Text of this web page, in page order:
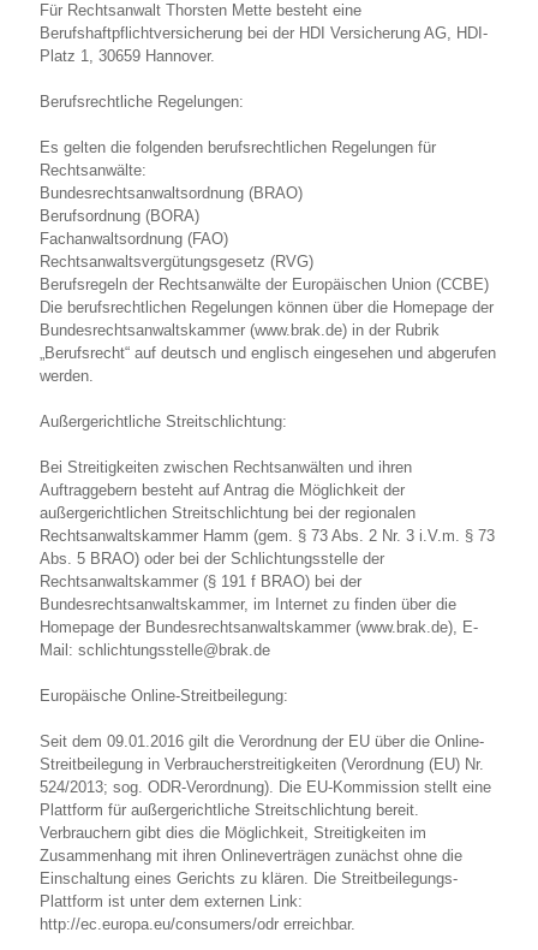
Für Rechtsanwalt Thorsten Mette besteht eine
Berufshaftpflichtversicherung bei der HDI Versicherung AG, HDI-
Platz 1, 30659 Hannover.
Berufsrechtliche Regelungen:
Es gelten die folgenden berufsrechtlichen Regelungen für
Rechtsanwälte:
Bundesrechtsanwaltsordnung (BRAO)
Berufsordnung (BORA)
Fachanwaltsordnung (FAO)
Rechtsanwaltsvergütungsgesetz (RVG)
Berufsregeln der Rechtsanwälte der Europäischen Union (CCBE)
Die berufsrechtlichen Regelungen können über die Homepage der
Bundesrechtsanwaltskammer (www.brak.de) in der Rubrik
„Berufsrecht“ auf deutsch und englisch eingesehen und abgerufen
werden.
Außergerichtliche Streitschlichtung:
Bei Streitigkeiten zwischen Rechtsanwälten und ihren
Auftraggebern besteht auf Antrag die Möglichkeit der
außergerichtlichen Streitschlichtung bei der regionalen
Rechtsanwaltskammer Hamm (gem. § 73 Abs. 2 Nr. 3 i.V.m. § 73
Abs. 5 BRAO) oder bei der Schlichtungsstelle der
Rechtsanwaltskammer (§ 191 f BRAO) bei der
Bundesrechtsanwaltskammer, im Internet zu finden über die
Homepage der Bundesrechtsanwaltskammer (www.brak.de), E-
Mail: schlichtungsstelle@brak.de
Europäische Online-Streitbeilegung:
Seit dem 09.01.2016 gilt die Verordnung der EU über die Online-
Streitbeilegung in Verbraucherstreitigkeiten (Verordnung (EU) Nr.
524/2013; sog. ODR-Verordnung). Die EU-Kommission stellt eine
Plattform für außergerichtliche Streitschlichtung bereit.
Verbrauchern gibt dies die Möglichkeit, Streitigkeiten im
Zusammenhang mit ihren Onlineverträgen zunächst ohne die
Einschaltung eines Gerichts zu klären. Die Streitbeilegungs-
Plattform ist unter dem externen Link:
http://ec.europa.eu/consumers/odr erreichbar.